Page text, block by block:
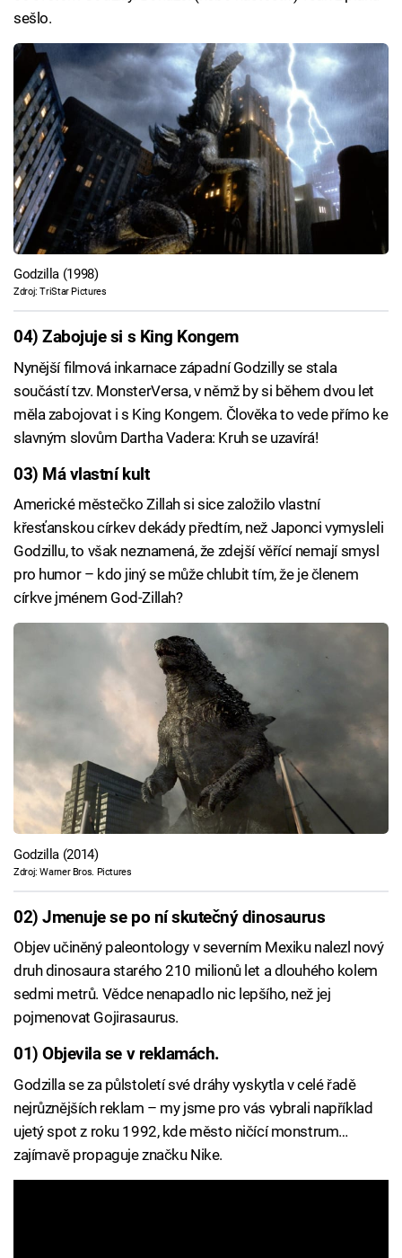
sešlo.
Godzilla (1998)
Zdroj: TriStar Pictures
04) Zabojuje si s King Kongem
Nynější filmová inkarnace západní Godzilly se stala
součástí tzv. MonsterVersa, v němž by si během dvou let
měla zabojovat i s King Kongem. Člověka to vede přímo ke
slavným slovům Dartha Vadera: Kruh se uzavírá!
03) Má vlastní kult
Americké městečko Zillah si sice založilo vlastní
křesťanskou církev dekády předtím, než Japonci vymysleli
Godzillu, to však neznamená, že zdejší věřící nemají smysl
pro humor – kdo jiný se může chlubit tím, že je členem
církve jménem God-Zillah?
Godzilla (2014)
Zdroj: Warner Bros. Pictures
02) Jmenuje se po ní skutečný dinosaurus
Objev učiněný paleontology v severním Mexiku nalezl nový
druh dinosaura starého 210 milionů let a dlouhého kolem
sedmi metrů. Vědce nenapadlo nic lepšího, než jej
pojmenovat Gojirasaurus.
01) Objevila se v reklamách.
Godzilla se za půlstoletí své dráhy vyskytla v celé řadě
nejrůznějších reklam – my jsme pro vás vybrali například
ujetý spot z roku 1992, kde město ničící monstrum…
zajímavě propaguje značku Nike.